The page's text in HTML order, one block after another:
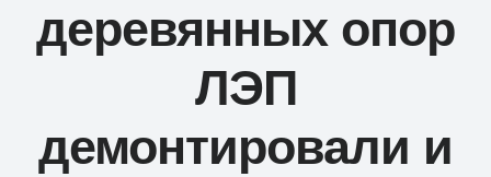
деревянных опор
ЛЭП
демонтировали и